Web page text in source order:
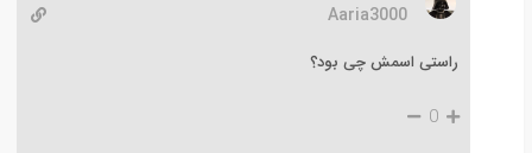
Aaria3000
راستی اسمش چی بود؟
0